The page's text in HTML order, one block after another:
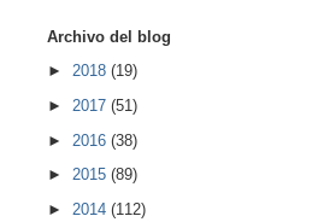
Archivo del blog
► 2018 (19)
► 2017 (51)
► 2016 (38)
► 2015 (89)
► 2014 (112)